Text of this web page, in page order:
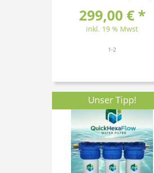
299,00 € *
inkl. 19 % Mwst
1-2
Unser Tipp!